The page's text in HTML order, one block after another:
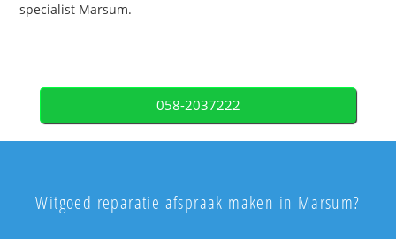
specialist Marsum.
058-2037222
Witgoed reparatie afspraak maken in Marsum?